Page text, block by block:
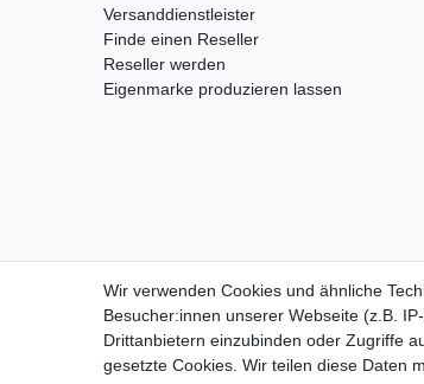
Versanddienstleister
Finde einen Reseller
Reseller werden
Eigenmarke produzieren lassen
Wir verwenden Cookies und ähnliche
Besucher:innen unserer Webseite (z.B.
Drittanbietern einzubinden oder Zugriffe
gesetzte Cookies. Wir teilen diese Daten